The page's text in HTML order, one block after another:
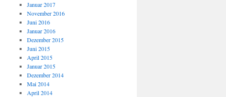
Januar 2017
November 2016
Juni 2016
Januar 2016
Dezember 2015
Juni 2015
April 2015
Januar 2015
Dezember 2014
Mai 2014
April 2014